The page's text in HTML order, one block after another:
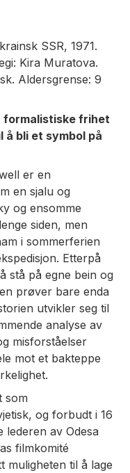
SSR, 1971.
Kira Muratova.
Aldersgrense: 9
formalistiske frihet
å bli et symbol på
er en
en sjalu og
og ensomme
siden, men
i sommerferien
Etterpå
stå på egne bein og
prøver bare enda
utvikler seg til
analyse av
misforståelser
mot et bakteppe
som
og forbudt i 16
lederen av Odesa
filmkomité
muligheten til å lage